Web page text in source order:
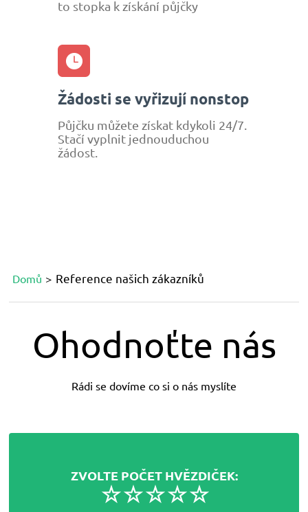
to stopka k získání půjčky
Žádosti se vyřizují nonstop
Půjčku můžete získat kdykoli 24/7.
Stačí vyplnit jednouduchou
žádost.
Domů Reference našich zákazníků
Ohodnoťte nás
Rádi se dovíme co si o nás myslíte
ZVOLTE POČET HVĚZDIČEK: